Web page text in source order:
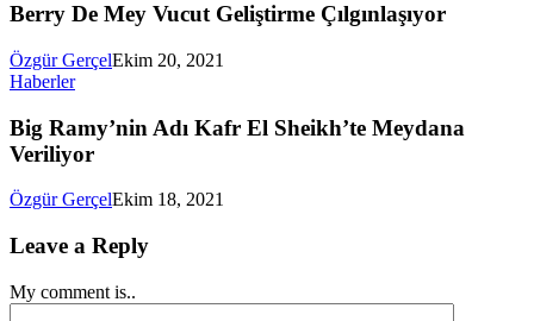
Berry De Mey Vucut Geliştirme Çılgınlaşıyor
Özgür GerçelEkim 20, 2021
Haberler
Big Ramy’nin Adı Kafr El Sheikh’te Meydana
Veriliyor
Özgür GerçelEkim 18, 2021
Leave a Reply
My comment is..